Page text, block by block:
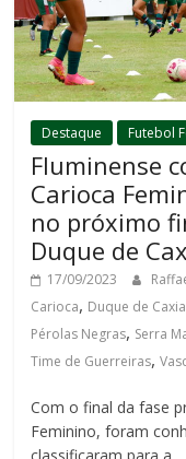
Destaque Futebol
Fluminense
Carioca
no próximo
Duque de
17/09/2023
Carioca, Duque de
Pérolas Negras, Serra
Time de Guerreiras,
Com o final da fase
Feminino, foram